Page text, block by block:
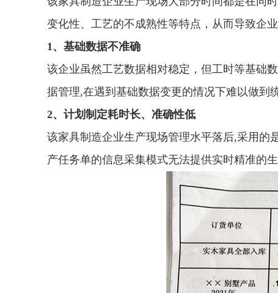
变化性、工艺的不成熟性等特点，从而导致企
1、基础数据不准确
该企业虽然工艺数据相对稳定，但工时等基础
据管理,在遇到基础数据变更的情况下难以做到
2、计划制定耗时长、准确性低
该家具制造企业生产现场管理水平落后,采用的
产任务单的信息采集模式无法提供实时精准的